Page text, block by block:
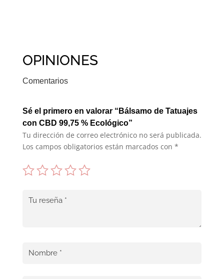
OPINIONES
Comentarios
Sé el primero en valorar “Bálsamo de Tatuajes
con CBD 99,75 % Ecológico”
Tu dirección de correo electrónico no será publicada.
Los campos obligatorios están marcados con *